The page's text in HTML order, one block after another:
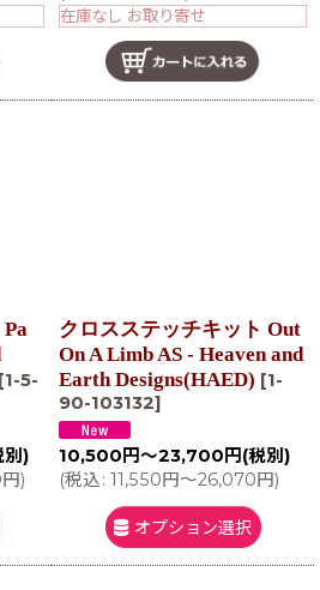
在庫なし お取り寄せ
[1-5-
別)
円)
クロスステッチキット Out
On A Limb AS - Heaven and
Earth Designs(HAED) [1-
90-103132]
10,500 円～23,700 円 (税別)
(税込: 11,550円～26,070円)
オプション選択